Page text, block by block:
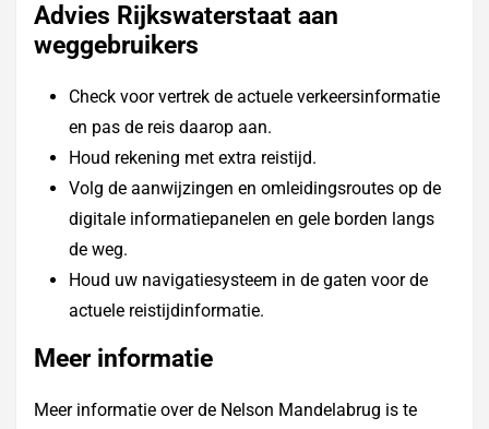
Advies Rijkswaterstaat aan
weggebruikers
Check voor vertrek de actuele verkeersinformatie
en pas de reis daarop aan.
Houd rekening met extra reistijd.
Volg de aanwijzingen en omleidingsroutes op de
digitale informatiepanelen en gele borden langs
de weg.
Houd uw navigatiesysteem in de gaten voor de
actuele reistijdinformatie.
Meer informatie
Meer informatie over de Nelson Mandelabrug is te